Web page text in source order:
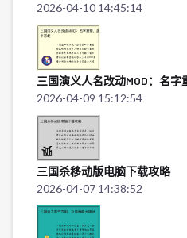
2026-04-10 14:45:14
三国演义人名改动MOD：名字
2026-04-09 15:12:54
三国杀移动版电脑下载攻略
2026-04-07 14:38:52